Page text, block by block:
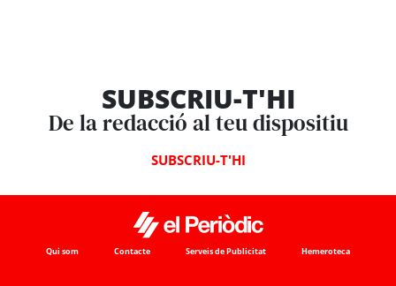
SUBSCRIU-T'HI
De la redacció al teu dispositiu
SUBSCRIU-T'HI
Qui som Contacte Serveis de Publicitat Hemeroteca